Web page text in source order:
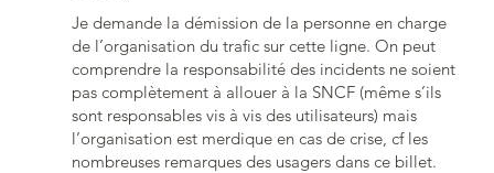
Je demande la démission de la personne en charge
de l’organisation du trafic sur cette ligne. On peut
comprendre la responsabilité des incidents ne soient
pas complètement à allouer à la SNCF (même s’ils
sont responsables vis à vis des utilisateurs) mais
l’organisation est merdique en cas de crise, cf les
nombreuses remarques des usagers dans ce billet.